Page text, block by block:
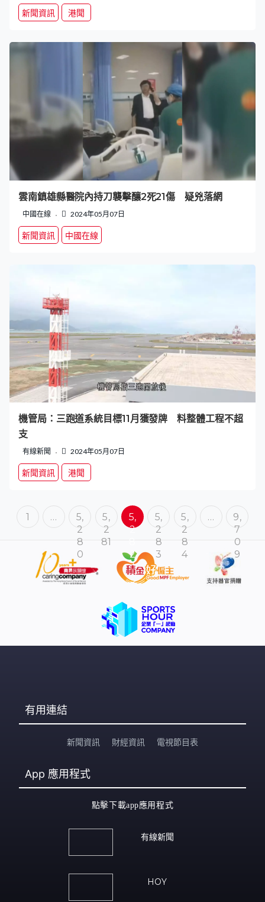
新聞資訊 港聞
雲南鎮雄縣醫院內持刀襲擊釀2死21傷 疑兇落網
中國在線 2024年05月07日
新聞資訊 中國在線
機管局：三跑道系統目標11月獲發牌 料整體工程不超
支
有線新聞 2024年05月07日
新聞資訊 港聞
1 …
5,
2
8
0
5,
2
81
5,
2
2
5,
2
8
3
5,
2
8
4
…
9,
7
0
9
有用連結
新聞資訊 財經資訊 電視節目表
App 應用程式
點擊下載app應用程式
有線新聞
HOY